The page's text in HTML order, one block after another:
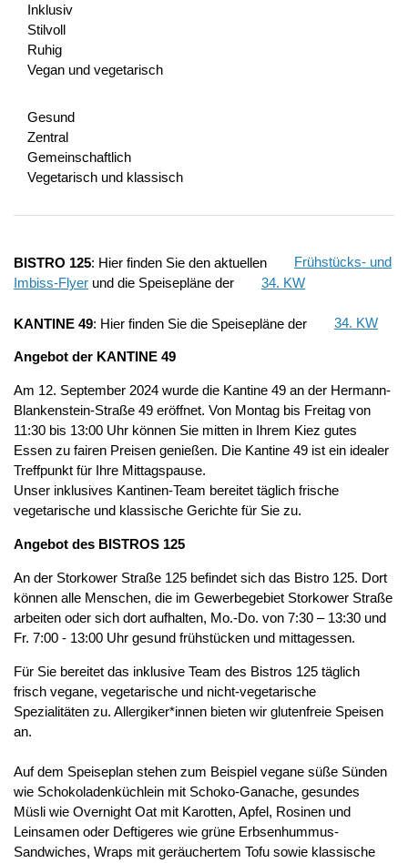
Inklusiv
Stilvoll
Ruhig
Vegan und vegetarisch
Gesund
Zentral
Gemeinschaftlich
Vegetarisch und klassisch
BISTRO 125: Hier finden Sie den aktuellen
Frühstücks- und
Imbiss-Flyer und die Speisepläne der 34. KW
KANTINE 49: Hier finden Sie die Speisepläne der 34. KW
Angebot der KANTINE 49
Am 12. September 2024 wurde die Kantine 49 an der Hermann-
Blankenstein-Straße 49 eröffnet. Von Montag bis Freitag von
11:30 bis 13:00 Uhr können Sie mitten in Ihrem Kiez gutes
Essen zu fairen Preisen genießen. Die Kantine 49 ist ein idealer
Treffpunkt für Ihre Mittagspause.
Unser inklusives Kantinen-Team bereitet täglich frische
vegetarische und klassische Gerichte für Sie zu.
Angebot des BISTROS 125
An der Storkower Straße 125 befindet sich das Bistro 125. Dort
können alle Menschen, die im Gewerbegebiet Storkower Straße
arbeiten oder sich dort aufhalten, Mo.-Do. von 7:30 – 13:30 und
Fr. 7:00 - 13:00 Uhr gesund frühstücken und mittagessen.
Für Sie bereitet das inklusive Team des Bistros 125 täglich
frisch vegane, vegetarische und nicht-vegetarische
Spezialitäten zu. Allergiker*innen bieten wir glutenfreie Speisen
an.
Auf dem Speiseplan stehen zum Beispiel vegane süße Sünden
wie Schokoladenküchlein mit Schoko-Ganache, gesundes
Müsli wie Overnight Oat mit Karotten, Apfel, Rosinen und
Leinsamen oder Deftigeres wie grüne Erbsenhummus-
Sandwiches, Wraps mit geräuchertem Tofu sowie klassische